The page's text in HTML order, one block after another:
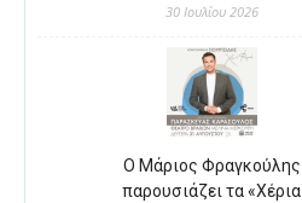
30 Ιουλίου 2026
Ο Μάριος Φραγκούλης
παρουσιάζει τα «Χέρια